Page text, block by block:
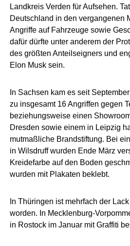
Landkreis Verden für Aufsehen.
Deutschland in den vergangenen
Angriffe auf Fahrzeuge sowie
dafür dürfte unter anderem der
des größten Anteilseigners und
Elon Musk sein.
In Sachsen kam es seit
zu insgesamt 16 Angriffen gegen
beziehungsweise einen
Dresden sowie einem in Leipzig
mutmaßliche Brandstiftung. Bei
in Wilsdruff wurden Ende März
Kreidefarbe auf den Boden
wurden mit Plakaten beklebt.
In Thüringen ist mehrfach der
worden. In Mecklenburg-
in Rostock im Januar mit Graffiti